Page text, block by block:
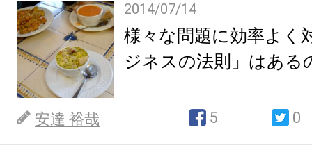
2014/07/14
様々な問題に効率よく
ジネスの法則」はある
安達 裕哉 5 0